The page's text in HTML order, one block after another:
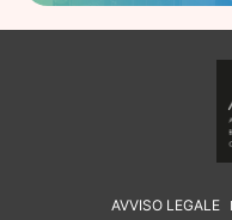
AVVISO LEGALE